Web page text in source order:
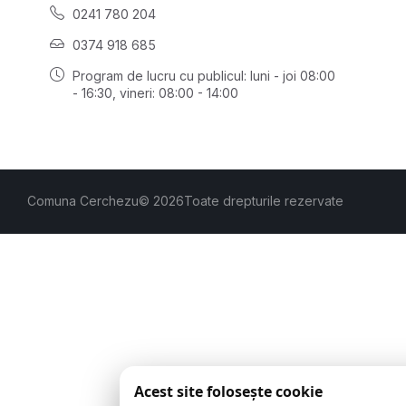
0241 780 204
0374 918 685
Program de lucru cu publicul: luni - joi 08:00
- 16:30 , vineri: 08:00 - 14:00
Comuna Cerchezu© 2026Toate drepturile rezervate
Acest site folosește cookie